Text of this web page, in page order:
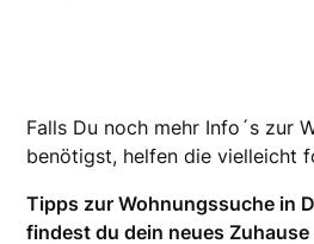
Falls Du noch mehr Info´s zur
benötigst, helfen die vielleicht
Tipps zur Wohnungssuche in
findest du dein neues Zuhause